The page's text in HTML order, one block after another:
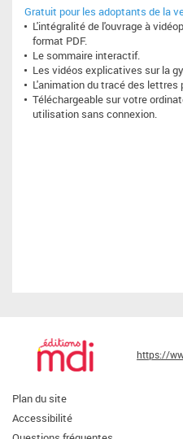
Gratuit pour les adoptants de la
L'intégralité de l'ouvrage à
format PDF.
Le sommaire interactif.
Les vidéos explicatives sur la
L'animation du tracé des
Téléchargeable sur votre
utilisation sans connexion.
https://
Plan du site
Accessibilité